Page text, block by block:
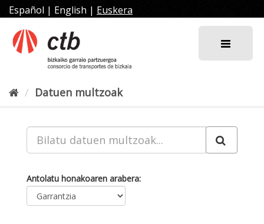
Joan
edukira
Español | English | Euskera
Datuen multzoak
Antolatu honakoaren arabera